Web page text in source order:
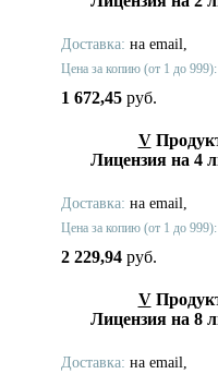
Доставка: на email,
Цена за копию (от 1 до 999):
1 672,45 руб.
V
Лицензия на 4
Доставка: на email,
Цена за копию (от 1 до 999):
2 229,94 руб.
V
Лицензия на 8
Доставка: на email,